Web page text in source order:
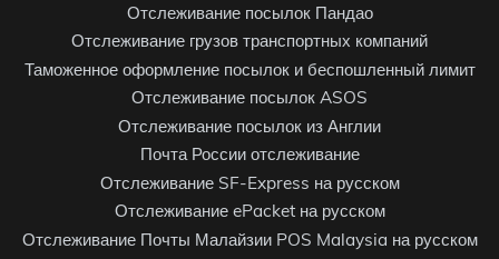
Отслеживание посылок Пандао
Отслеживание грузов транспортных компаний
Таможенное оформление посылок и беспошленный лимит
Отслеживание посылок ASOS
Отслеживание посылок из Англии
Почта России отслеживание
Отслеживание SF-Express на русском
Отслеживание ePacket на русском
Отслеживание Почты Малайзии POS Malaysia на русском